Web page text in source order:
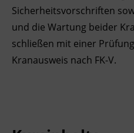
Deutsch und Integration
Akademisches
BFI Reutte
BFI Schwaz
Sicherheitsvorschriften
und die Wartung beider
schließen mit einer
Kranausweis nach FK-V.